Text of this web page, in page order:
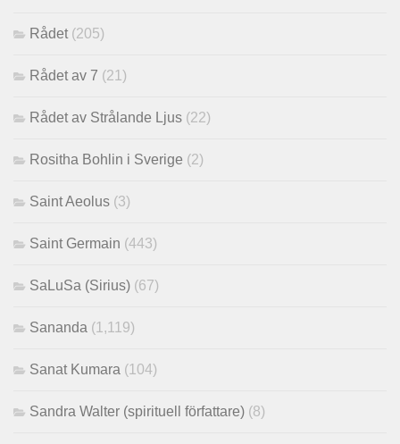
Rådet (205)
Rådet av 7 (21)
Rådet av Strålande Ljus (22)
Rositha Bohlin i Sverige (2)
Saint Aeolus (3)
Saint Germain (443)
SaLuSa (Sirius) (67)
Sananda (1,119)
Sanat Kumara (104)
Sandra Walter (spirituell författare) (8)